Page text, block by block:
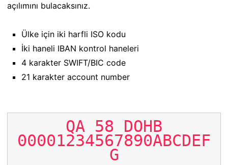
açılımını bulacaksınız.
Ülke için iki harfli ISO kodu
İki haneli IBAN kontrol haneleri
4 karakter SWIFT/BIC code
21 karakter account number
QA 58 DOHB
00001234567890ABCDEF
G